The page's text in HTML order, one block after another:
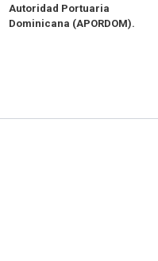
Autoridad Portuaria
Dominicana (APORDOM).